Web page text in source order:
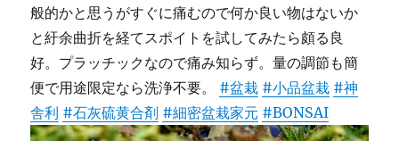
般的かと思うがすぐに痛むので何か良い物はないか
と紆余曲折を経てスポイトを試してみたら頗る良
好。プラッチックなので痛み知らず。量の調節も簡
便で用途限定なら洗浄不要。 #盆栽 #小品盆栽 #神
舎利 #石灰硫黄合剤 #細密盆栽家元 #BONSAI